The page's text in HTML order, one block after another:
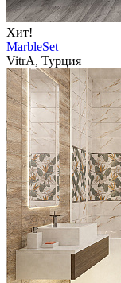
Хит!
MarbleSet
VitrA, Турция